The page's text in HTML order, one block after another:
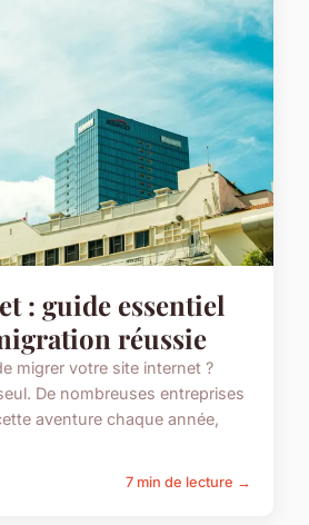
: guide essentiel
réussie
migrer votre site internet ?
De nombreuses entreprises
aventure chaque année,
7 min de lecture →